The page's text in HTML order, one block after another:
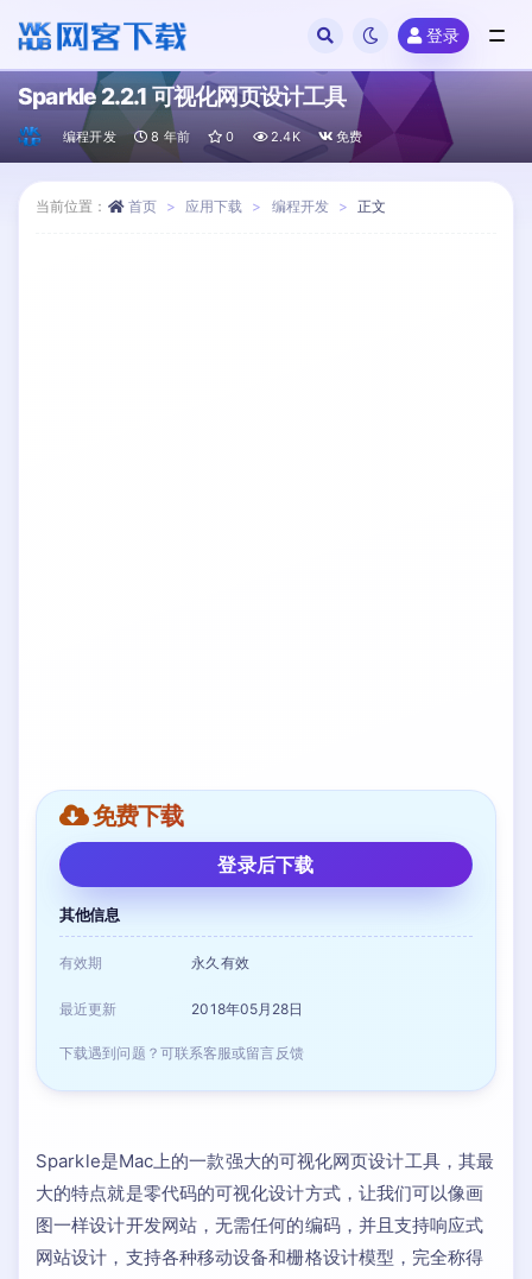
登录
Sparkle 2.2.1 可视化网页设计工具
编程开发 8 年前 0 2.4K 免费
当前位置： 首页 应用下载 编程开发 正文
免费下载
登录后下载
其他信息
有效期 永久有效
最近更新 2018年05月28日
下载遇到问题？可联系客服或留言反馈
Sparkle是Mac上的一款强大的可视化网页设计工具，其最
大的特点就是零代码的可视化设计方式，让我们可以像画
图一样设计开发网站，无需任何的编码，并且支持响应式
网站设计，支持各种移动设备和栅格设计模型，完全称得
全部